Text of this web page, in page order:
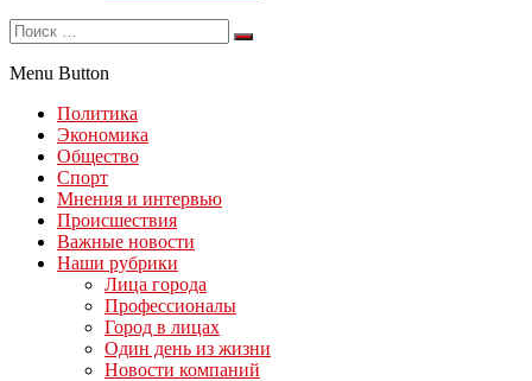
Menu Button
Политика
Экономика
Общество
Спорт
Мнения и интервью
Происшествия
Важные новости
Наши рубрики
Лица города
Профессионалы
Город в лицах
Один день из жизни
Новости компаний